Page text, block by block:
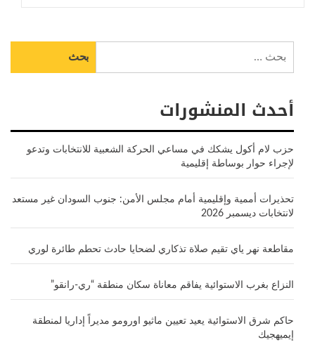
عن:
أحدث المنشورات
حزب لام أكول يشكك في مساعي الحركة الشعبية للانتخابات وتدعو
لإجراء حوار بوساطة إقليمية
تحذيرات أممية وإقليمية أمام مجلس الأمن: جنوب السودان غير مستعد
لانتخابات ديسمبر 2026
مقاطعة نهر ياي تقيم صلاة تذكاري لضحايا حادث تحطم طائرة لوري
النزاع بغرب الاستوائية يفاقم معاناة سكان منطقة “ري-رانقو”
حاكم شرق الاستوائية يعيد تعيين ماثيو اورومو مديراً إداريا لمنطقة
إيميهجيك